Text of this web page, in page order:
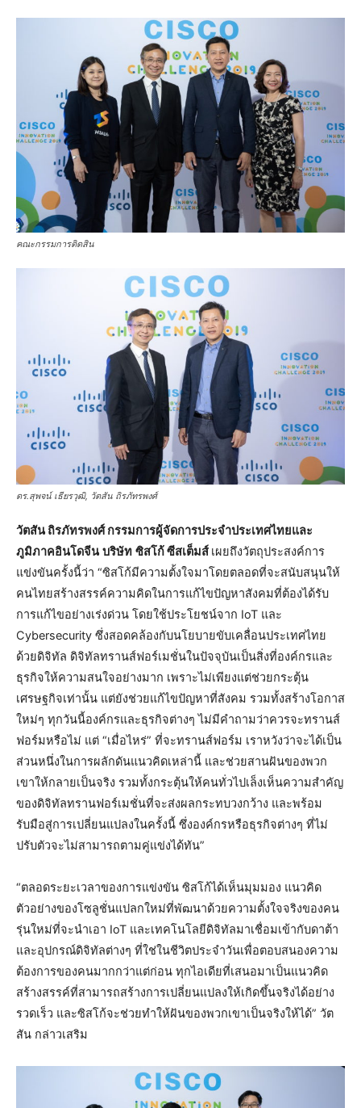
คณะกรรมการติดสิน
ดร.สุพจน์ เธียรวุฒิ, วัตสัน ถิรภัทรพงศ์
วัตสัน ถิรภัทรพงศ์ กรรมการผู้จัดการประจำประเทศไทยและ
ภูมิภาคอินโดจีน บริษัท ซิสโก้ ซีสเต็มส์ เผยถึงวัตถุประสงค์การ
แข่งขันครั้งนี้ว่า “ซิสโก้มีความตั้งใจมาโดยตลอดที่จะสนับสนุนให้
คนไทยสร้างสรรค์ความคิดในการแก้ไขปัญหาสังคมที่ต้องได้รับ
การแก้ไขอย่างเร่งด่วน โดยใช้ประโยชน์จาก IoT และ
Cybersecurity ซึ่งสอดคล้องกับนโยบายขับเคลื่อนประเทศไทย
ด้วยดิจิทัล ดิจิทัลทรานส์ฟอร์เมชั่นในปัจจุบันเป็นสิ่งที่องค์กรและ
ธุรกิจให้ความสนใจอย่างมาก เพราะไม่เพียงแต่ช่วยกระตุ้น
เศรษฐกิจเท่านั้น แต่ยังช่วยแก้ไขปัญหาที่สังคม รวมทั้งสร้างโอกาส
ใหม่ๆ ทุกวันนี้องค์กรและธุรกิจต่างๆ ไม่มีคำถามว่าควรจะทรานส์
ฟอร์มหรือไม่ แต่ “เมื่อไหร่” ที่จะทรานส์ฟอร์ม เราหวังว่าจะได้เป็น
ส่วนหนึ่งในการผลักดันแนวคิดเหล่านี้ และช่วยสานฝันของพวก
เขาให้กลายเป็นจริง รวมทั้งกระตุ้นให้คนทั่วไปเล็งเห็นความสำคัญ
ของดิจิทัลทรานฟอร์เมชั่นที่จะส่งผลกระทบวงกว้าง และพร้อม
รับมือสู่การเปลี่ยนแปลงในครั้งนี้ ซึ่งองค์กรหรือธุรกิจต่างๆ ที่ไม่
ปรับตัวจะไม่สามารถตามคู่แข่งได้ทัน”
“ตลอดระยะเวลาของการแข่งขัน ซิสโก้ได้เห็นมุมมอง แนวคิด
ตัวอย่างของโซลูชั่นแปลกใหม่ที่พัฒนาด้วยความตั้งใจจริงของคน
รุ่นใหม่ที่จะนำเอา IoT และเทคโนโลยีดิจิทัลมาเชื่อมเข้ากับดาต้า
และอุปกรณ์ดิจิทัลต่างๆ ที่ใช่ในชีวิตประจำวันเพื่อตอบสนองความ
ต้องการของคนมากกว่าแต่ก่อน ทุกไอเดียที่เสนอมาเป็นแนวคิด
สร้างสรรค์ที่สามารถสร้างการเปลี่ยนแปลงให้เกิดขึ้นจริงได้อย่าง
รวดเร็ว และซิสโก้จะช่วยทำให้ฝันของพวกเขาเป็นจริงให้ได้” วัต
สัน กล่าวเสริม